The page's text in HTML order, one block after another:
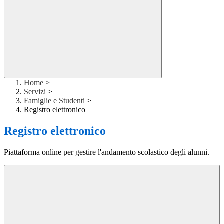
Home >
Servizi >
Famiglie e Studenti >
Registro elettronico
Registro elettronico
Piattaforma online per gestire l'andamento scolastico degli alunni.